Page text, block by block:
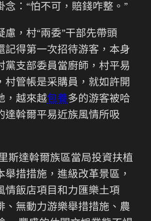
念：“怕不可，賠錢咋整。”
慮，村“兩委”干部先帶頭
記得第一次招待游客，本身
黨支部委員當廚師，村平易
村管帳是采購員，就如許開
，越來越包養多的游客被哈
達斡爾平易近族風情所吸
斯達斡爾族區當局投資扶植
舉措措施，進級改革景區，
情飯店項目和力匯樂土項
、無動力游樂舉措措施、農